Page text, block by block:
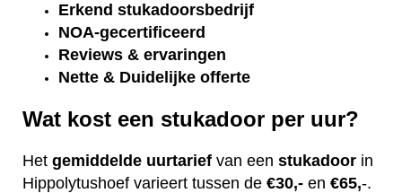
Erkend stukadoorsbedrijf
NOA-gecertificeerd
Reviews & ervaringen
Nette & Duidelijke offerte
Wat kost een stukadoor per uur?
Het gemiddelde uurtarief van een stukadoor in
Hippolytushoef varieert tussen de €30,- en €65,-.